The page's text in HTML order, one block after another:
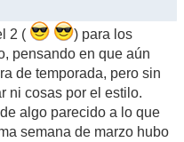
2 (
) para los
pensando en que aún
de temporada, pero sin
ni cosas por el estilo.
algo parecido a lo que
semana de marzo hubo